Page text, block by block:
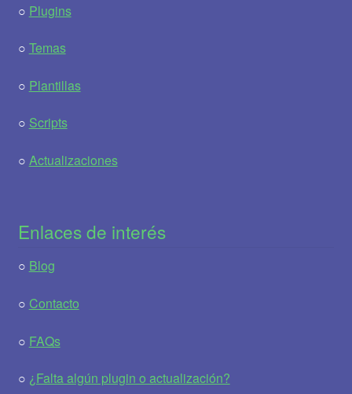
○ Plugins
○ Temas
○ Plantillas
○ Scripts
○ Actualizaciones
Enlaces de interés
○ Blog
○ Contacto
○ FAQs
○ ¿Falta algún plugin o actualización?